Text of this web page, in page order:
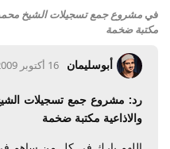
في مشروع جمع تسجيلات الشيخ محمد
مكتبة ضخمة
أبوسليمان 16 أكتوبر 2009
رد: مشروع جمع تسجيلات
والاذاعية مكتبة ضخمة